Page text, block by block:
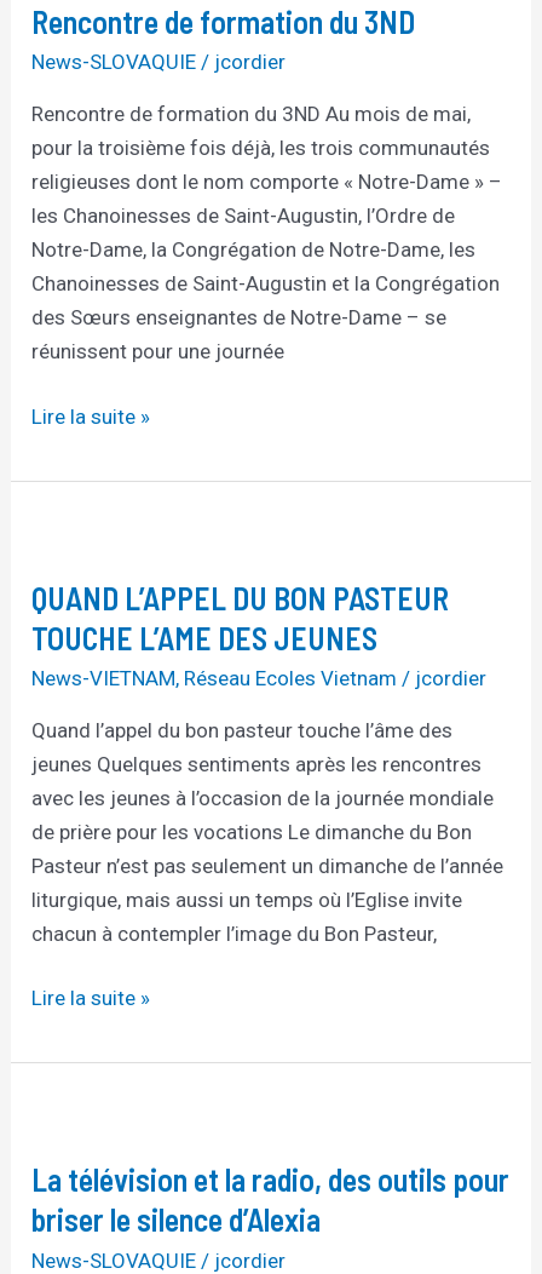
Rencontre de formation du 3ND
News-SLOVAQUIE / jcordier
Rencontre de formation du 3ND Au mois de mai,
pour la troisième fois déjà, les trois communautés
religieuses dont le nom comporte « Notre-Dame » –
les Chanoinesses de Saint-Augustin, l’Ordre de
Notre-Dame, la Congrégation de Notre-Dame, les
Chanoinesses de Saint-Augustin et la Congrégation
des Sœurs enseignantes de Notre-Dame – se
réunissent pour une journée
formation
du
Lire la suite »
QUAND L’APPEL DU BON PASTEUR
TOUCHE L’AME DES JEUNES
News-VIETNAM, Réseau Ecoles Vietnam / jcordier
Quand l’appel du bon pasteur touche l’âme des
jeunes Quelques sentiments après les rencontres
avec les jeunes à l’occasion de la journée mondiale
de prière pour les vocations Le dimanche du Bon
Pasteur n’est pas seulement un dimanche de l’année
liturgique, mais aussi un temps où l’Eglise invite
chacun à contempler l’image du Bon Pasteur,
DU
BON
L’AME
DES
JEUNES
Lire la suite »
La télévision et la radio, des outils pour
briser le silence d’Alexia
News-SLOVAQUIE / jcordier
et
la